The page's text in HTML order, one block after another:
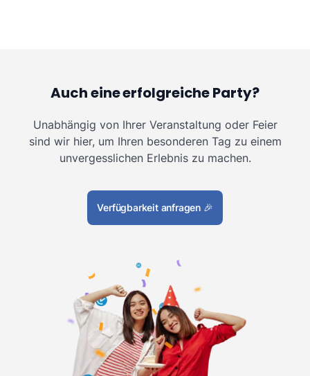
Auch eine erfolgreiche Party?
Unabhängig von Ihrer Veranstaltung oder Feier
sind wir hier, um Ihren besonderen Tag zu einem
unvergesslichen Erlebnis zu machen.
Verfügbarkeit anfragen 🎉